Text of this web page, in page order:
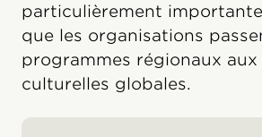
particulièrement
que les organisations
programmes régionaux
culturelles globales.